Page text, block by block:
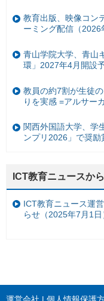
教育出版、映像コン
ーミング配信（2026
青山学院大学、青山
環」2027年4月開設
教員の約7割が生徒
りを実感 =アルサー
関西外国語大学、学
ンプリ2026」で奨励
ICT教育ニュースか
ICT教育ニュース運
らせ（2025年7月1日
運営会社 個人情報保護